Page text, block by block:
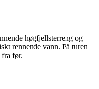
høgfjellsterreng og
rennende vann. På turen
fra før.